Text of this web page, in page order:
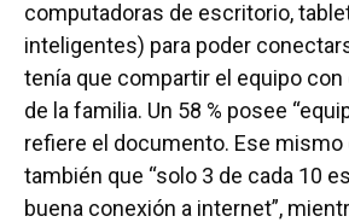
computadoras de escritorio,
inteligentes) para poder
tenía que compartir el equipo
de la familia. Un 58 % posee
refiere el documento. Ese
también que “solo 3 de cada 10
buena conexión a internet”,